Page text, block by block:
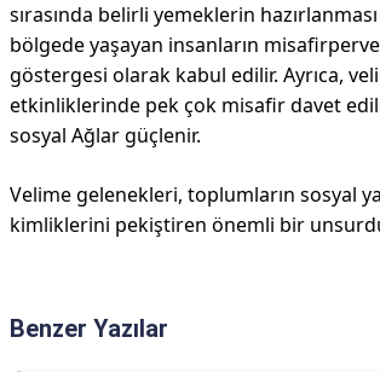
sırasında belirli yemeklerin
bölgede yaşayan insanların
göstergesi olarak kabul edilir. Ayrıca,
etkinliklerinde pek çok misafir davet
sosyal Ağlar güçlenir.
Velime gelenekleri, toplumların sosyal
kimliklerini pekiştiren önemli bir
Benzer Yazılar